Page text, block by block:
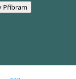
Příbram